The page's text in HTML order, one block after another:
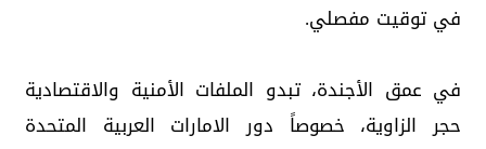
في توقيت مفصلي.
في عمق الأجندة، تبدو الملفات الأمنية والاقتصادية
حجر الزاوية، خصوصاً دور الامارات العربية المتحدة